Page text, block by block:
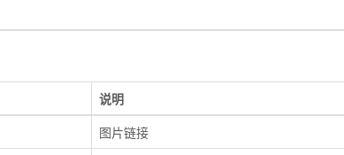
说明
图片链接